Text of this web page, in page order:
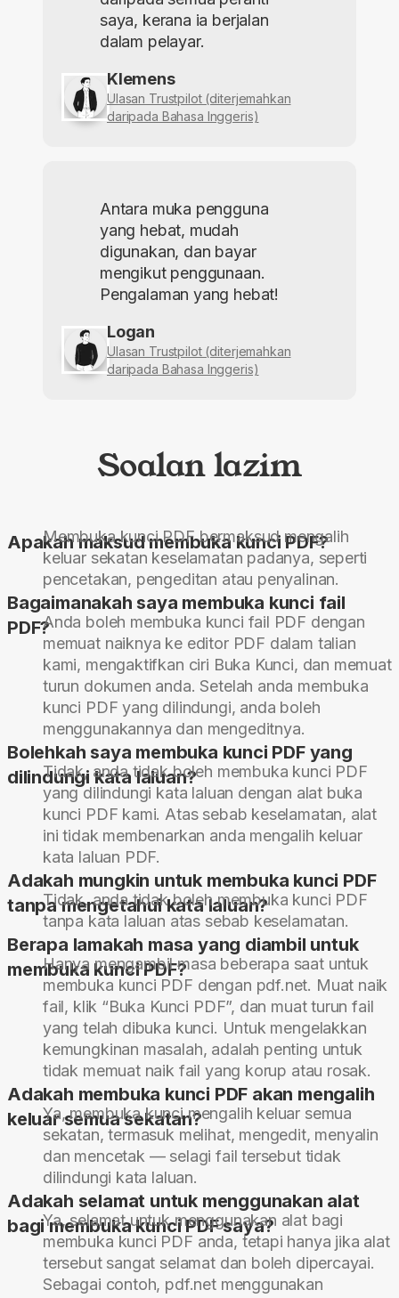
saya, kerana ia berjalan
dalam pelayar.
Klemens
Ulasan Trustpilot (diterjemahkan
daripada Bahasa Inggeris)
Antara muka pengguna
yang hebat, mudah
digunakan, dan bayar
mengikut penggunaan.
Pengalaman yang hebat!
Logan
Ulasan Trustpilot (diterjemahkan
daripada Bahasa Inggeris)
Soalan lazim
Apakah maksud membuka kunci PDF?
Membuka kunci PDF bermaksud mengalih
keluar sekatan keselamatan padanya, seperti
pencetakan, pengeditan atau penyalinan.
Bagaimanakah saya membuka kunci fail
PDF?Anda boleh membuka kunci fail PDF dengan
memuat naiknya ke editor PDF dalam talian
kami, mengaktifkan ciri Buka Kunci, dan memuat
turun dokumen anda. Setelah anda membuka
kunci PDF yang dilindungi, anda boleh
menggunakannya dan mengeditnya.
Bolehkah saya membuka kunci PDF yang
dilindungi kata laluan?
Tidak, anda tidak boleh membuka kunci PDF
yang dilindungi kata laluan dengan alat buka
kunci PDF kami. Atas sebab keselamatan, alat
ini tidak membenarkan anda mengalih keluar
kata laluan PDF.
Adakah mungkin untuk membuka kunci PDF
tanpa mengetahui kata laluan?
Tidak, anda tidak boleh membuka kunci PDF
tanpa kata laluan atas sebab keselamatan.
Berapa lamakah masa yang diambil untuk
membuka kunci PDF?
Hanya mengambil masa beberapa saat untuk
membuka kunci PDF dengan pdf.net. Muat naik
fail, klik “Buka Kunci PDF”, dan muat turun fail
yang telah dibuka kunci. Untuk mengelakkan
kemungkinan masalah, adalah penting untuk
tidak memuat naik fail yang korup atau rosak.
Adakah membuka kunci PDF akan mengalih
keluar semua sekatan?
Ya, membuka kunci mengalih keluar semua
sekatan, termasuk melihat, mengedit, menyalin
dan mencetak — selagi fail tersebut tidak
dilindungi kata laluan.
Adakah selamat untuk menggunakan alat
bagi membuka kunci PDF saya?
Ya, selamat untuk menggunakan alat bagi
membuka kunci PDF anda, tetapi hanya jika alat
tersebut sangat selamat dan boleh dipercayai.
Sebagai contoh, pdf.net menggunakan